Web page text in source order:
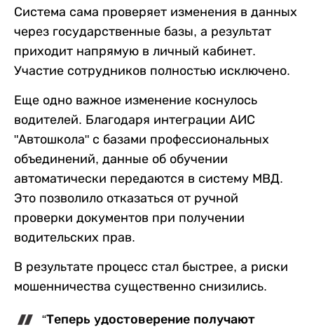
Система сама проверяет изменения в данных
через государственные базы, а результат
приходит напрямую в личный кабинет.
Участие сотрудников полностью исключено.
Еще одно важное изменение коснулось
водителей. Благодаря интеграции АИС
"Автошкола" с базами профессиональных
объединений, данные об обучении
автоматически передаются в систему МВД.
Это позволило отказаться от ручной
проверки документов при получении
водительских прав.
В результате процесс стал быстрее, а риски
мошенничества существенно снизились.
“Теперь удостоверение получают